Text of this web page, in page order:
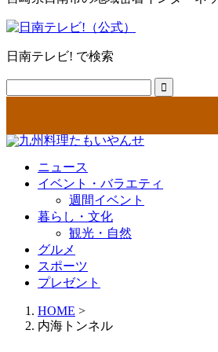
日南テレビ! で検索
ニュース
イベント・バラエティ
週間イベント
暮らし・文化
観光・自然
グルメ
スポーツ
プレゼント
HOME >
内海トンネル